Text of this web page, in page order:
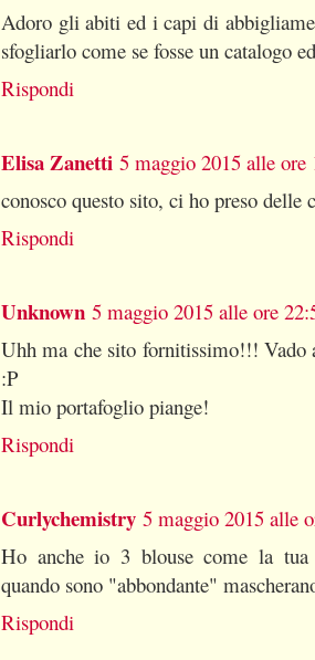
Adoro gli abiti ed i capi di
sfogliarlo come se fosse un catalogo
Rispondi
Elisa Zanetti 5 maggio 2015 alle ore
conosco questo sito, ci ho preso
Rispondi
Unknown 5 maggio 2015 alle ore
Uhh ma che sito fornitissimo!!! Vado
:P
Il mio portafoglio piange!
Rispondi
Curlychemistry 5 maggio 2015 alle
Ho anche io 3 blouse come la tua
quando sono "abbondante"
Rispondi